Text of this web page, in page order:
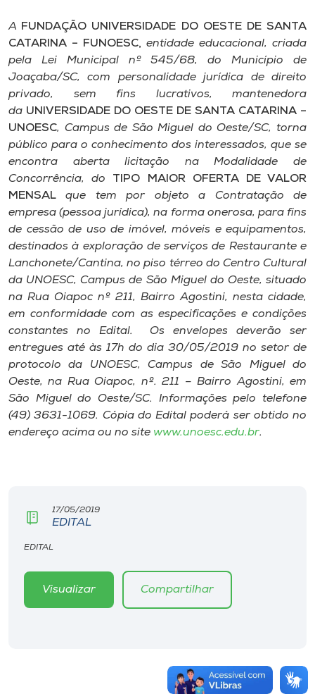
CPA
Biblioteca
Editora
Rádio
Museu
Unoesc
Store
Selecione
o idioma
A FUNDAÇÃO UNIVERSIDADE DO OESTE DE SANTA
CATARINA – FUNOESC, entidade educacional, criada
pela Lei Municipal nº 545/68, do Município de
Joaçaba/SC, com personalidade jurídica de direito
privado, sem fins lucrativos, mantenedora
da UNIVERSIDADE DO OESTE DE SANTA CATARINA –
UNOESC, Campusde São Miguel do Oeste/SC, torna
público para o conhecimento dos interessados, que se
encontra aberta licitação na Modalidade de
Concorrência, do TIPO MAIOR OFERTA DE VALOR
MENSALque tem por objeto a Contratação de
empresa (pessoa jurídica), na forma onerosa, para fins
de cessão de uso de imóvel, móveis e equipamentos,
destinados à exploração de serviços de Restaurante e
Lanchonete/Cantina, no piso térreo do Centro Cultural
da UNOESC,Campusde São Miguel do Oeste, situado
na Rua Oiapoc nº 211, Bairro Agostini, nesta cidade,
em conformidade com as especificações e condições
constantes no Edital. Os envelopes deverão ser
entregues até às 17h do dia 30/05/2019 no setor de
protocolo da UNOESC,Campus de São Miguel do
Oeste, na Rua Oiapoc, nº. 211 – Bairro Agostini, em
São Miguel do Oeste/SC. Informações pelo telefone
(49) 3631-1069. Cópia do Edital poderá ser obtido no
endereço acima ou no site www.unoesc.edu.br.
17/05/2019
EDITAL
EDITAL
Visualizar Compartilhar